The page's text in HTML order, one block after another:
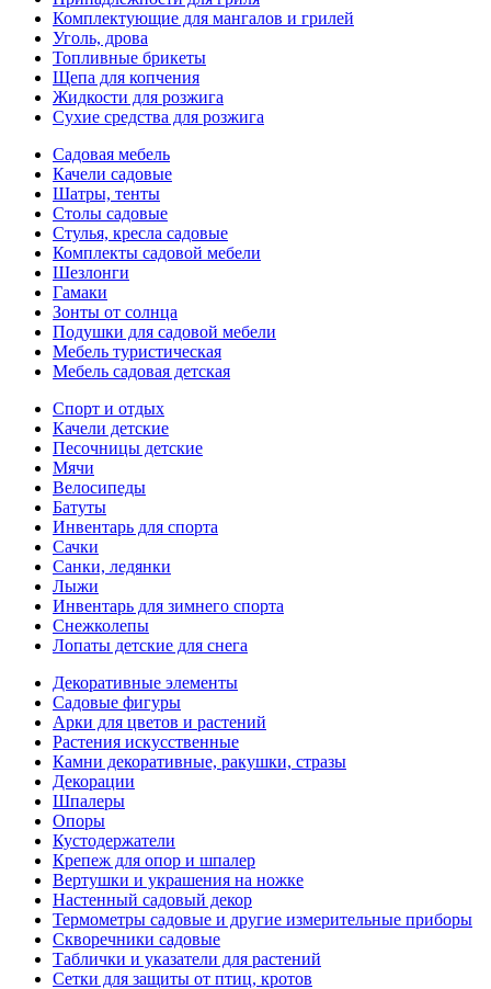
Комплектующие для мангалов и грилей
Уголь, дрова
Топливные брикеты
Щепа для копчения
Жидкости для розжига
Сухие средства для розжига
Садовая мебель
Качели садовые
Шатры, тенты
Столы садовые
Стулья, кресла садовые
Комплекты садовой мебели
Шезлонги
Гамаки
Зонты от солнца
Подушки для садовой мебели
Мебель туристическая
Мебель садовая детская
Спорт и отдых
Качели детские
Песочницы детские
Мячи
Велосипеды
Батуты
Инвентарь для спорта
Сачки
Санки, ледянки
Лыжи
Инвентарь для зимнего спорта
Снежколепы
Лопаты детские для снега
Декоративные элементы
Садовые фигуры
Арки для цветов и растений
Растения искусственные
Камни декоративные, ракушки, стразы
Декорации
Шпалеры
Опоры
Кустодержатели
Крепеж для опор и шпалер
Вертушки и украшения на ножке
Настенный садовый декор
Термометры садовые и другие измерительные приборы
Скворечники садовые
Таблички и указатели для растений
Сетки для защиты от птиц, кротов